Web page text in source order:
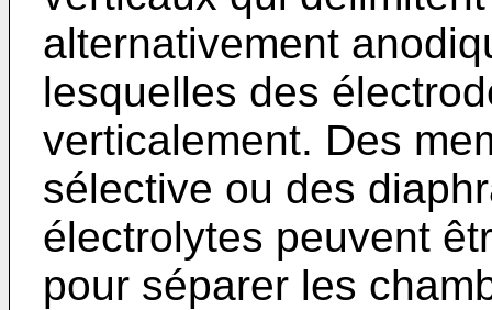
alternativement
lesquelles des
verticalement. Des
sélective ou des
électrolytes peuvent
pour séparer les